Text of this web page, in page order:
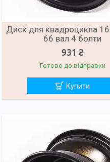
Диск для квадроцикла
66 вал 4 болти
931 ₴
Готово до відправки
Купити